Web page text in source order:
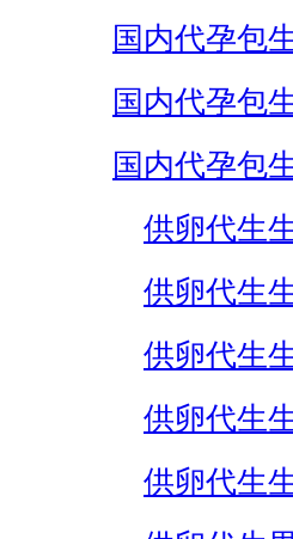
国内代孕包
国内代孕包
国内代孕包
供卵代生
供卵代生
供卵代生
供卵代生
供卵代生